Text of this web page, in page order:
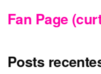
Fan Page
Posts